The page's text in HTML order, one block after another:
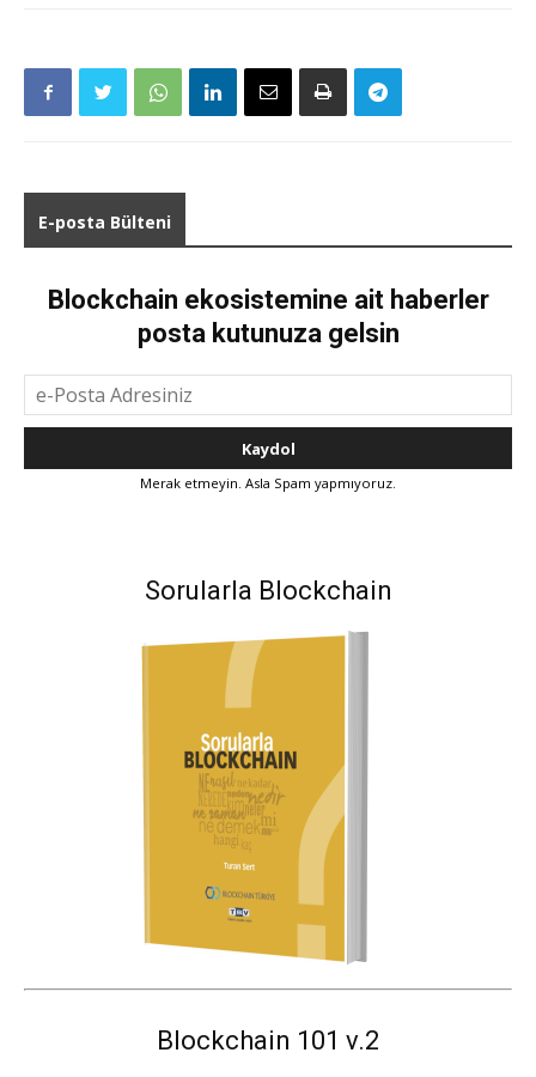
E-posta Bülteni
Blockchain ekosistemine ait haberler
posta kutunuza gelsin
Merak etmeyin. Asla Spam yapmıyoruz.
Sorularla Blockchain
Blockchain 101 v.2